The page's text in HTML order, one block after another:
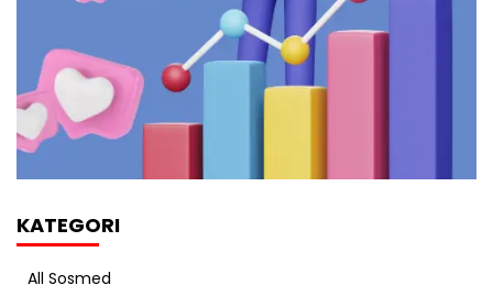
KATEGORI
All Sosmed